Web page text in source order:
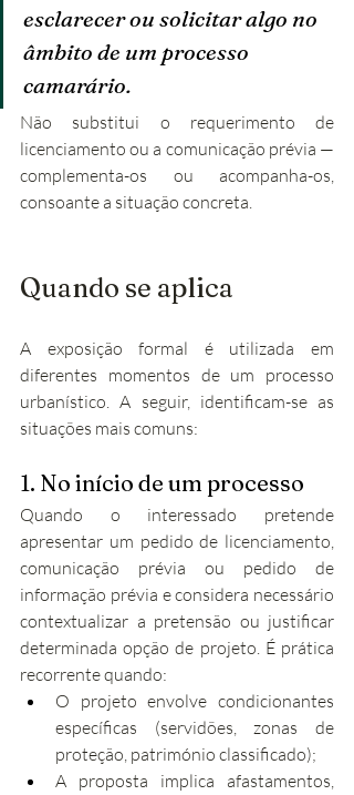
esclarecer ou solicitar algo no
âmbito de um processo
camarário.
Não substitui o requerimento de
licenciamento ou a comunicação prévia —
complementa-os ou acompanha-os,
consoante a situação concreta.
Quando se aplica
A exposição formal é utilizada em
diferentes momentos de um processo
urbanístico. A seguir, identificam-se as
situações mais comuns:
1. No início de um processo
Quando o interessado pretende
apresentar um pedido de licenciamento,
comunicação prévia ou pedido de
informação prévia e considera necessário
contextualizar a pretensão ou justificar
determinada opção de projeto. É prática
recorrente quando:
O projeto envolve condicionantes
específicas (servidões, zonas de
proteção, património classificado);
A proposta implica afastamentos,